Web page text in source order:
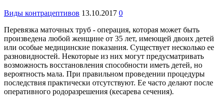
Виды контрацептивов 13.10.2017 0
Перевязка маточных труб - операция, которая может быть
произведена любой женщине от 35 лет, имеющей двоих детей
или особые медицинские показания. Существует несколько ее
разновидностей. Некоторые из них могут предусматривать
возможность восстановления способности иметь детей, но
вероятность мала. При правильном проведении процедуры
последствия практически отсутствуют. Ее часто делают после
оперативного родоразрешения (кесарева сечения).